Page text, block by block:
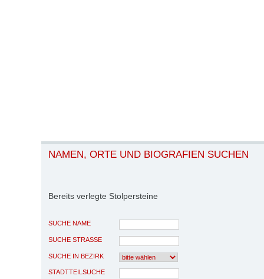
NAMEN, ORTE UND BIOGRAFIEN SUCHEN
Bereits verlegte Stolpersteine
SUCHE NAME
SUCHE STRASSE
SUCHE IN BEZIRK
STADTTEILSUCHE